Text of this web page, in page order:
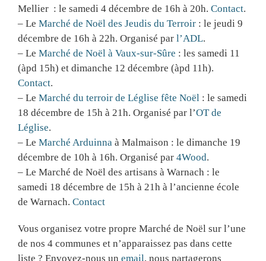
Mellier : le samedi 4 décembre de 16h à 20h. Contact.
– Le Marché de Noël des Jeudis du Terroir : le jeudi 9
décembre de 16h à 22h. Organisé par l’ADL.
– Le Marché de Noël à Vaux-sur-Sûre : les samedi 11
(àpd 15h) et dimanche 12 décembre (àpd 11h).
Contact.
– Le Marché du terroir de Léglise fête Noël : le samedi
18 décembre de 15h à 21h. Organisé par l’OT de
Léglise.
– Le Marché Arduinna à Malmaison : le dimanche 19
décembre de 10h à 16h. Organisé par 4Wood.
– Le Marché de Noël des artisans à Warnach : le
samedi 18 décembre de 15h à 21h à l’ancienne école
de Warnach. Contact
Vous organisez votre propre Marché de Noël sur l’une
de nos 4 communes et n’apparaissez pas dans cette
liste ? Envoyez-nous un email, nous partagerons